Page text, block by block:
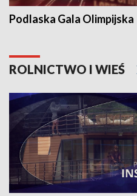
Podlaska Gala Olimpijska
ROLNICTWO I WIEŚ